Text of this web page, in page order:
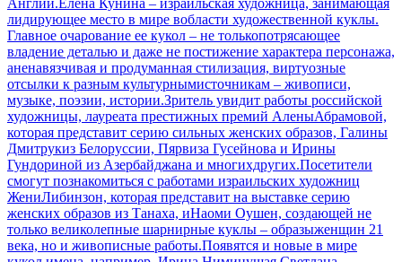
лидирующее место в мире вобласти художественной куклы.
Главное очарование ее кукол – не толькопотрясающее
владение деталью и даже не постижение характера персонажа,
аненавязчивая и продуманная стилизация, виртуозные
отсылки к разным культурнымисточникам – живописи,
музыке, поэзии, истории.Зритель увидит работы российской
художницы, лауреата престижных премий АленыАбрамовой,
которая представит серию сильных женских образов, Галины
Дмитрукиз Белоруссии, Пярвиза Гусейнова и Ирины
Гундориной из Азербайджана и многихдругих.Посетители
смогут познакомиться с работами израильских художниц
ЖениЛибинзон, которая представит на выставке серию
женских образов из Танаха, иНаоми Оушен, создающей не
только великолепные шарнирные куклы – образыженщин 21
века, но и живописные работы.Появятся и новые в мире